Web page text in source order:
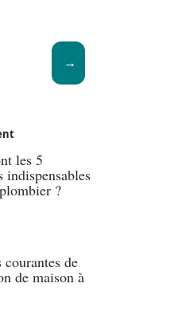
les 5
indispensables
?
courantes de
de maison à